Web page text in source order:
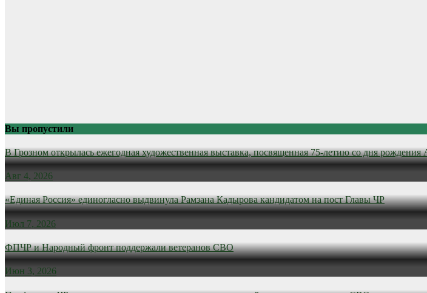
Вы пропустили
В Грозном открылась ежегодная художественная выставка, посвященная 75-летию со дня
Авг 4, 2026
«Единая Россия» единогласно выдвинула Рамзана Кадырова кандидатом на пост Главы ЧР
Июл 7, 2026
ФПЧР и Народный фронт поддержали ветеранов СВО
Июн 3, 2026